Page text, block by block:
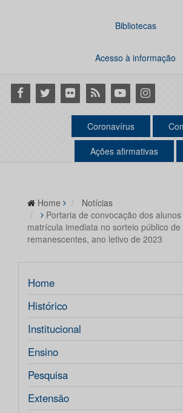
Bibliotecas
Acesso à informação
Facebook
Twitter Flickr RSS YoutubeInstagram
Coronavírus
Ações afirmativas
Home
Notícias
Portaria de convocação dos
matrícula imediata no sorteio público de
remanescentes, ano letivo de 2023
Home
Histórico
Institucional
Ensino
Pesquisa
Extensão